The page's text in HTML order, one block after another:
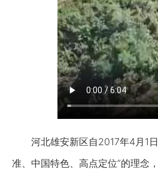
河北雄安新区自2017年4月1日
准、中国特色、高点定位”的理念